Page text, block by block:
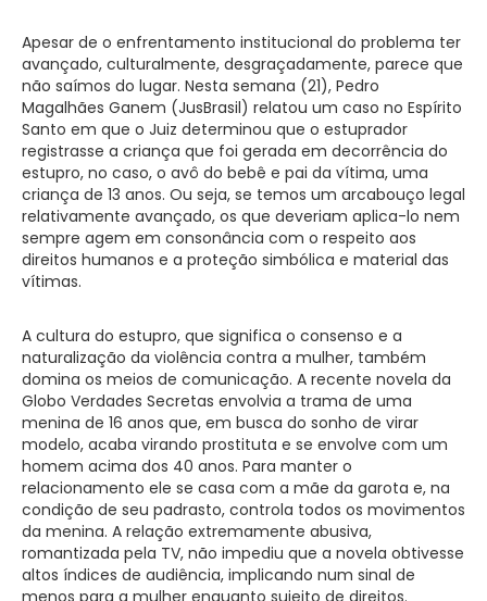
Apesar de o enfrentamento institucional do problema ter
avançado, culturalmente, desgraçadamente, parece que
não saímos do lugar. Nesta semana (21), Pedro
Magalhães Ganem (JusBrasil) relatou um caso no Espírito
Santo em que o Juiz determinou que o estuprador
registrasse a criança que foi gerada em decorrência do
estupro, no caso, o avô do bebê e pai da vítima, uma
criança de 13 anos. Ou seja, se temos um arcabouço legal
relativamente avançado, os que deveriam aplica-lo nem
sempre agem em consonância com o respeito aos
direitos humanos e a proteção simbólica e material das
vítimas.
A cultura do estupro, que significa o consenso e a
naturalização da violência contra a mulher, também
domina os meios de comunicação. A recente novela da
Globo Verdades Secretas envolvia a trama de uma
menina de 16 anos que, em busca do sonho de virar
modelo, acaba virando prostituta e se envolve com um
homem acima dos 40 anos. Para manter o
relacionamento ele se casa com a mãe da garota e, na
condição de seu padrasto, controla todos os movimentos
da menina. A relação extremamente abusiva,
romantizada pela TV, não impediu que a novela obtivesse
altos índices de audiência, implicando num sinal de
menos para a mulher enquanto sujeito de direitos.